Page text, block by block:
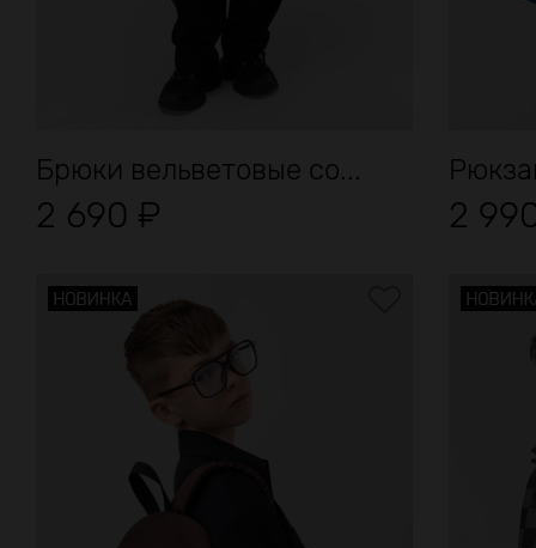
Брюки вельветовые со...
2 690 ₽ 2